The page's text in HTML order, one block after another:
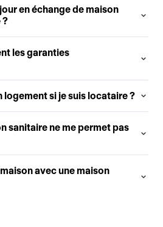
en échange de maison
?
les garanties
logement si je suis locataire ?
sanitaire ne me permet pas
avec une maison